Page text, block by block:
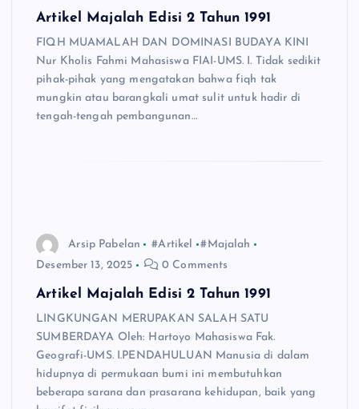
Artikel Majalah Edisi 2 Tahun 1991
FIQH MUAMALAH DAN DOMINASI BUDAYA KINI
Nur Kholis Fahmi Mahasiswa FIAI-UMS. I. Tidak sedikit
pihak-pihak yang mengatakan bahwa fiqh tak
mungkin atau barangkali umat sulit untuk hadir di
tengah-tengah pembangunan…
Arsip Pabelan #Artikel
#Majalah
Desember 13, 2025
0 Comments
Artikel Majalah Edisi 2 Tahun 1991
LINGKUNGAN MERUPAKAN SALAH SATU
SUMBERDAYA Oleh: Hartoyo Mahasiswa Fak.
Geografi-UMS. I.PENDAHULUAN Manusia di dalam
hidupnya di permukaan bumi ini membutuhkan
beberapa sarana dan prasarana kehidupan, baik yang